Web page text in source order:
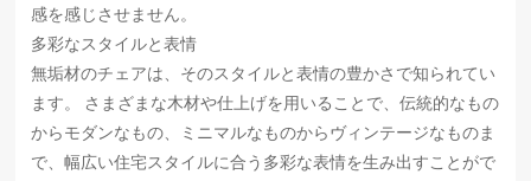
感を感じさせません。
多彩なスタイルと表情
無垢材のチェアは、そのスタイルと表情の豊かさで知られてい
ます。 さまざまな木材や仕上げを用いることで、伝統的なもの
からモダンなもの、ミニマルなものからヴィンテージなものま
で、幅広い住宅スタイルに合う多彩な表情を生み出すことがで